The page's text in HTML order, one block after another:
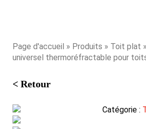
Page d'accueil » Produits » Toit plat
universel thermoréfractable pour
< Retour
Catégorie :